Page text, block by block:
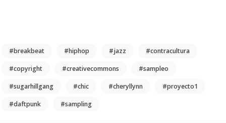
#breakbeat #hiphop #jazz #contracultura
#copyright #creativecommons #sampleo
#sugarhillgang #chic #cheryllynn #proyecto1
#daftpunk #sampling